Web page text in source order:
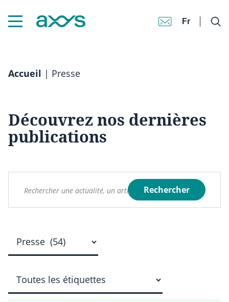
Fr
Accueil | Presse
Découvrez nos dernières
publications